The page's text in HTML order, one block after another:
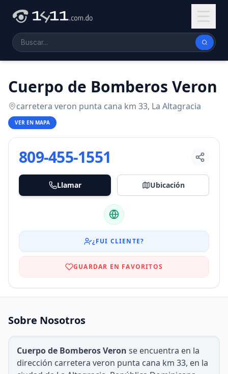
Cuerpo de Bomberos Veron
carretera veron punta cana km 33, La Altagracia
VER EN MAPA
809-455-1551
Llamar Ubicación
¿FUI CLIENTE?
GUARDAR EN FAVORITOS
Sobre Nosotros
Cuerpo de Bomberos Veron se encuentra en la
dirección carretera veron punta cana km 33, en la